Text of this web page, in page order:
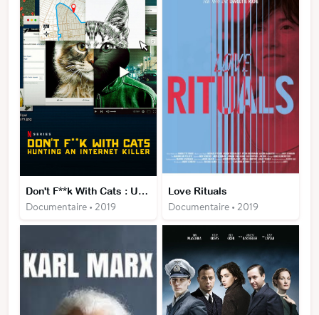
Don't F**k With Cats : Un Tueur Trop Viral
Documentaire • 2019
Love Rituals
Documentaire • 2019